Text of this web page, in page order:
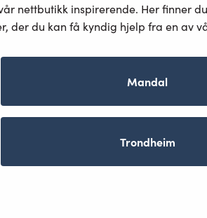
nettbutikk inspirerende. Her finner
der du kan få kyndig hjelp fra en av
Mandal
Trondheim